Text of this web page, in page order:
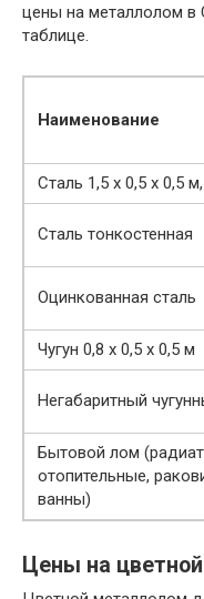
цены на металлолом в
таблице.
Наименование
Сталь 1,5 х 0,5 х 0,5
Сталь тонкостенная
Оцинкованная сталь
Чугун 0,8 х 0,5 х 0,5 м
Негабаритный
Бытовой лом
отопительные,
ванны)
Цены на